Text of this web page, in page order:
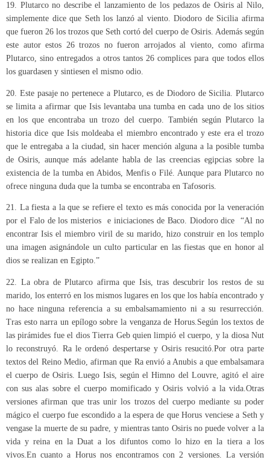
19. Plutarco no describe el lanzamiento de los pedazos de Osiris al Nilo,
simplemente dice que Seth los lanzó al viento. Diodoro de Sicilia afirma
que fueron 26 los trozos que Seth cortó del cuerpo de Osiris. Además según
este autor estos 26 trozos no fueron arrojados al viento, como afirma
Plutarco, sino entregados a otros tantos 26 complices para que todos ellos
los guardasen y sintiesen el mismo odio.
20. Este pasaje no pertenece a Plutarco, es de Diodoro de Sicilia. Plutarco
se limita a afirmar que Isis levantaba una tumba en cada uno de los sitios
en los que encontraba un trozo del cuerpo. También según Plutarco la
historia dice que Isis moldeaba el miembro encontrado y este era el trozo
que le entregaba a la ciudad, sin hacer mención alguna a la posible tumba
de Osiris, aunque más adelante habla de las creencias egipcias sobre la
existencia de la tumba en Abidos, Menfis o Filé. Aunque para Plutarco no
ofrece ninguna duda que la tumba se encontraba en Tafosoris.
21. La fiesta a la que se refiere el texto es más conocida por la veneración
por el Falo de los misterios e iniciaciones de Baco. Diodoro dice “Al no
encontrar Isis el miembro viril de su marido, hizo construir en los templo
una imagen asignándole un culto particular en las fiestas que en honor al
dios se realizan en Egipto.”
22. La obra de Plutarco afirma que Isis, tras descubrir los restos de su
marido, los enterró en los mismos lugares en los que los había encontrado y
no hace ninguna referencia a su embalsamamiento ni a su resurrección.
Tras esto narra un epílogo sobre la venganza de Horus.Según los textos de
las pirámides fue el dios Tierra Geb quien limpió el cuerpo, y la diosa Nut
lo reconstruyó. Ra le ordenó despertarse y Osiris resucitó.Por otra parte
textos del Reino Medio, afirman que Ra envió a Anubis a que embalsamara
el cuerpo de Osiris. Luego Isis, según el Himno del Louvre, agitó el aire
con sus alas sobre el cuerpo momificado y Osiris volvió a la vida.Otras
versiones afirman que tras unir los trozos del cuerpo mediante su poder
mágico el cuerpo fue escondido a la espera de que Horus venciese a Seth y
vengase la muerte de su padre, y mientras tanto Osiris no puede volver a la
vida y reina en la Duat a los difuntos como lo hizo en la tiera a los
vivos.En cuanto a Horus nos encontramos con 2 versiones. La versión